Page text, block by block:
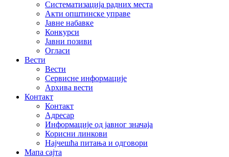
Систематизација радних места
Акти општинске управе
Јавне набавке
Конкурси
Јавни позиви
Огласи
Вести
Вести
Сервисне информације
Архива вести
Контакт
Контакт
Адресар
Информације од јавног значаја
Корисни линкови
Најчешћа питања и одговори
Мапа сајта